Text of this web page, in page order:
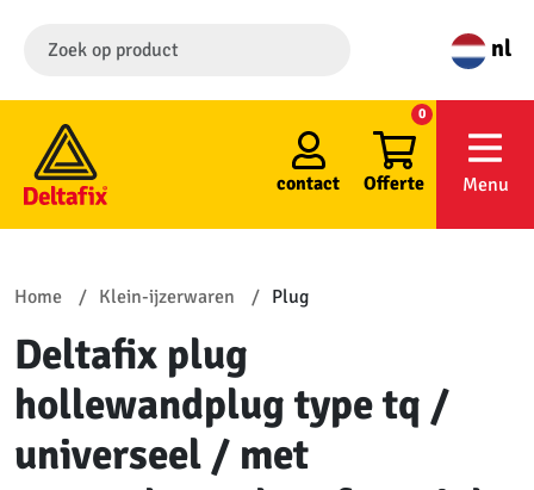
nl
contact Offerte
0
Menu
Home Klein-ijzerwaren Plug
Deltafix plug
hollewandplug type tq /
universeel / met